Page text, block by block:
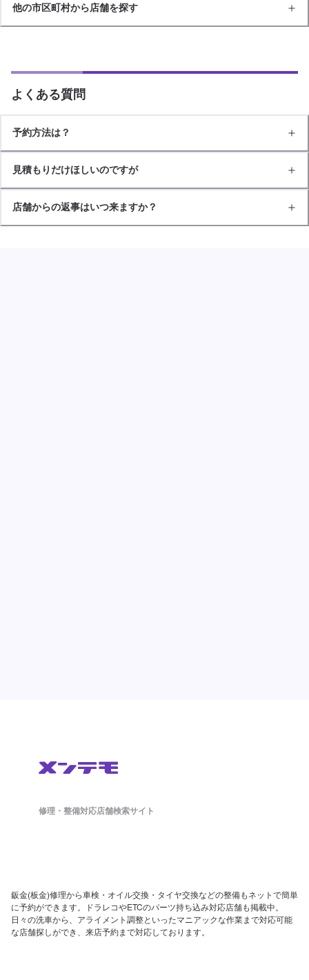
他の市区町村から店舗を探す
よくある質問
予約方法は？
見積もりだけほしいのですが
店舗からの返事はいつ来ますか？
修理・整備対応店舗検索サイト
鈑金(板金)修理から車検・オイル交換・タイヤ交換などの整備もネットで簡単
に予約ができます。ドラレコやETCのパーツ持ち込み対応店舗も掲載中。
日々の洗車から、アライメント調整といったマニアックな作業まで対応可能
な店舗探しができ、来店予約まで対応しております。